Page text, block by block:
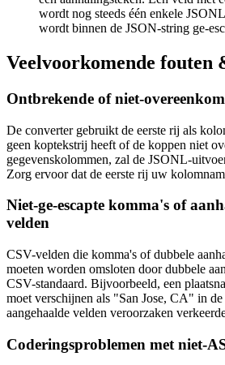
wordt nog steeds één enkele
wordt binnen de JSON-string ge-
Veelvoorkomende fouten
Ontbrekende of niet-
De converter gebruikt de eerste rij als
geen koptekstrij heeft of de koppen niet
gegevenskolommen, zal de JSONL-
Zorg ervoor dat de eerste rij uw
Niet-ge-escapte komma's of
velden
CSV-velden die komma's of dubbele
moeten worden omsloten door dubbele
CSV-standaard. Bijvoorbeeld, een
moet verschijnen als "San Jose, CA" in
aangehaalde velden veroorzaken
Coderingsproblemen met niet-